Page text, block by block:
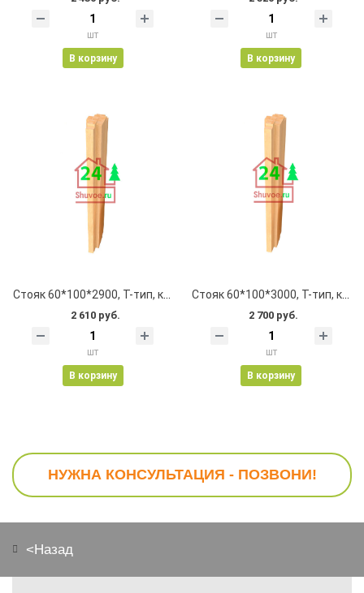
шт
В корзину
шт
В корзину
Стояк 60*100*2900, Т-тип, клеевой, цельноламельный, с пазом
2 610 руб.
шт
В корзину
Стояк 60*100*3000, Т-тип, клеевой, цельноламельный, с пазом
2 700 руб.
шт
В корзину
НУЖНА КОНСУЛЬТАЦИЯ - ПОЗВОНИ!
<Назад